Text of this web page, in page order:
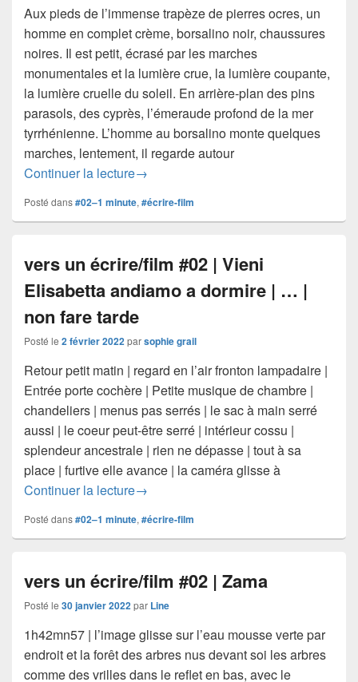
Aux pieds de l’immense trapèze de pierres ocres, un
homme en complet crème, borsalino noir, chaussures
noires. Il est petit, écrasé par les marches
monumentales et la lumière crue, la lumière coupante,
la lumière cruelle du soleil. En arrière-plan des pins
parasols, des cyprès, l’émeraude profond de la mer
tyrrhénienne. L’homme au borsalino monte quelques
marches, lentement, il regarde autour
Continuer la lecturevers un écrire/film #02 | le mépris est
→
Posté dans#02–1 minute, #écrire-film
vers un écrire/film #02 | Vieni
Elisabetta andiamo a dormire | … |
non fare tarde
Posté le 2 février 2022parsophie grail
Retour petit matin | regard en l’air fronton lampadaire |
Entrée porte cochère | Petite musique de chambre |
chandeliers | menus pas serrés | le sac à main serré
aussi | le coeur peut-être serré | intérieur cossu |
splendeur ancestrale | rien ne dépasse | tout à sa
place | furtive elle avance | la caméra glisse à
Continuer la lecturevers un écrire/film #02 | Vieni
→
Posté dans#02–1 minute, #écrire-film
vers un écrire/film #02 | Zama
Posté le 30 janvier 2022par Line
1h42mn57 | l’image glisse sur l’eau mousse verte par
endroit et la forêt des arbres nus devant soi les arbres
comme des vrilles dans le reflet en bas, avec le